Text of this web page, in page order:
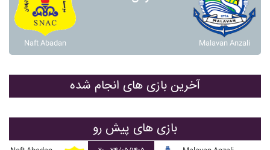
Naft Abadan Malavan Anzali
آخرین بازی های انجام شده
بازی های پیش رو